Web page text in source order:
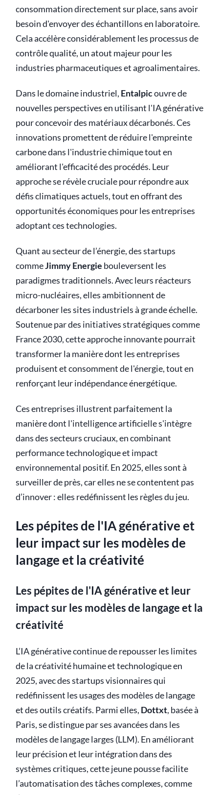
consommation directement sur place, sans avoir
besoin d'envoyer des échantillons en laboratoire.
Cela accélère considérablement les processus de
contrôle qualité, un atout majeur pour les
industries pharmaceutiques et agroalimentaires.
Dans le domaine industriel, Entalpicouvre de
nouvelles perspectives en utilisant l'IA générative
pour concevoir des matériaux décarbonés. Ces
innovations promettent de réduire l'empreinte
carbone dans l'industrie chimique tout en
améliorant l'efficacité des procédés. Leur
approche se révèle cruciale pour répondre aux
défis climatiques actuels, tout en offrant des
opportunités économiques pour les entreprises
adoptant ces technologies.
Quant au secteur de l’énergie, des startups
commeJimmy Energie bouleversent les
paradigmes traditionnels. Avec leurs réacteurs
micro-nucléaires, elles ambitionnent de
décarboner les sites industriels à grande échelle.
Soutenue par des initiatives stratégiques comme
France 2030, cette approche innovante pourrait
transformer la manière dont les entreprises
produisent et consomment de l'énergie, tout en
renforçant leur indépendance énergétique.
Ces entreprises illustrent parfaitement la
manière dont l'intelligence artificielle s'intègre
dans des secteurs cruciaux, en combinant
performance technologique et impact
environnemental positif. En 2025, elles sont à
surveiller de près, car elles ne se contentent pas
d’innover : elles redéfinissent les règles du jeu.
Les pépites de l'IA générative et
leur impact sur les modèles de
langage et la créativité
Les pépites de l'IA générative et leur
impact sur les modèles de langage et la
créativité
L’IA générative continue de repousser les limites
de la créativité humaine et technologique en
2025, avec des startups visionnaires qui
redéfinissent les usages des modèles de langage
et des outils créatifs. Parmi elles, Dottxt, basée à
Paris, se distingue par ses avancées dans les
modèles de langage larges (LLM). En améliorant
leur précision et leur intégration dans des
systèmes critiques, cette jeune pousse facilite
l’automatisation des tâches complexes, comme